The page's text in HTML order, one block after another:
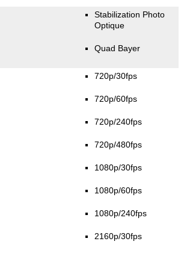
Stabilization Photo
Optique
Quad Bayer
720p/30fps
720p/60fps
720p/240fps
720p/480fps
1080p/30fps
1080p/60fps
1080p/240fps
2160p/30fps